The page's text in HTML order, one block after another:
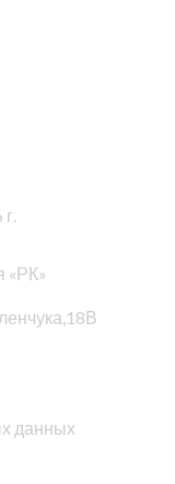
«РК»
данных